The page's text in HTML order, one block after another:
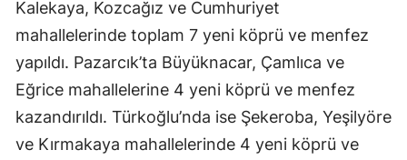
Kalekaya, Kozcağız ve Cumhuriyet
mahallelerinde toplam 7 yeni köprü ve menfez
yapıldı. Pazarcık’ta Büyüknacar, Çamlıca ve
Eğrice mahallelerine 4 yeni köprü ve menfez
kazandırıldı. Türkoğlu’nda ise Şekeroba, Yeşilyöre
ve Kırmakaya mahallelerinde 4 yeni köprü ve